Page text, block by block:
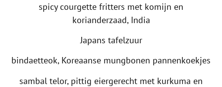
spicy courgette fritters met komijn en
korianderzaad, India
Japans tafelzuur
bindaetteok, Koreaanse mungbonen pannenkoekjes
sambal telor, pittig eiergerecht met kurkuma en